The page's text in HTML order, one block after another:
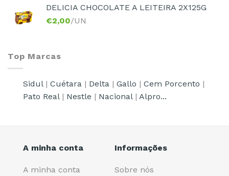
DELICIA CHOCOLATE A LEITEIRA 2X125G
€2,00/UN
Top Marcas
Sidul| Cuétara | Delta | Gallo | Cem Porcento |
Pato Real| Nestle | Nacional| Alpro...
A minha conta
A minha conta
Informações
Sobre nós